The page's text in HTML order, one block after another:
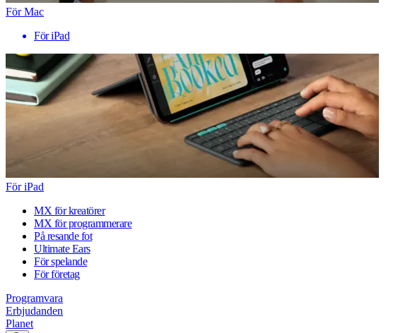
För Mac
För iPad
För iPad
MX för kreatörer
MX för programmerare
På resande fot
Ultimate Ears
För spelande
För företag
Programvara
Erbjudanden
Planet